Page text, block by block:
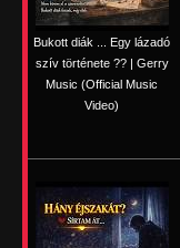
Bukott diák ... Egy lázadó
szív története ?? | Gerry
Music (Official Music
Video)